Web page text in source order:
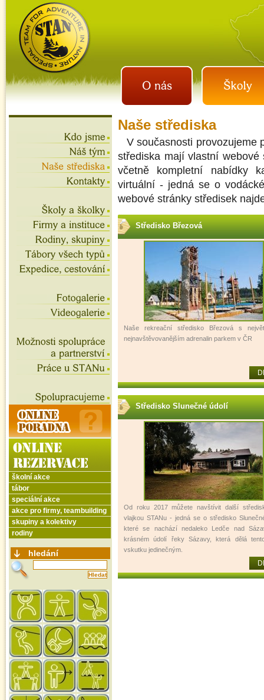
istan.cz
letní tábory 2026, školní
výlety, akce na víkend,
teambuilding
Naše střediska
V současnosti provozujeme
střediska mají vlastní
včetně kompletní nabídky
virtuální - jedná se o
webové stránky středisek
Středisko Březová
Naše rekreační středisko Březová s
nejnavštěvovanějším adrenalin parkem v ČR
Středisko Slunečné údolí
Od roku 2017 můžete navštívit další
vlajkou STANu - jedná se o středisko
které se nachází nedaleko Ledče nad
krásném údolí řeky Sázavy, která dělá
vskutku jedinečným.
školní akce
tábor
speciální akce
akce pro firmy, teambuilding
skupiny a kolektivy
rodiny
hledání